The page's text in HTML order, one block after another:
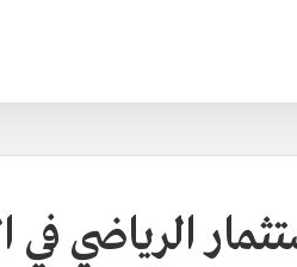
الرياضي